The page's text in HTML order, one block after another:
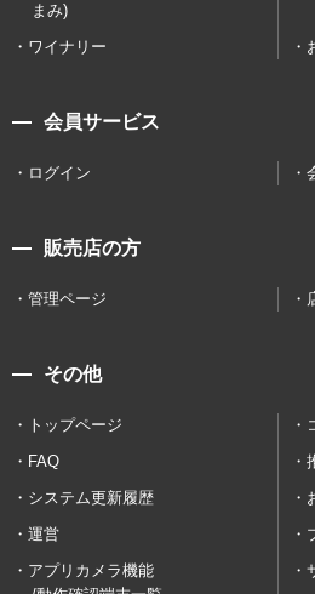
まみ)
ワイナリー
会員サービス
ログイン
販売店の方
管理ページ
その他
トップページ
FAQ
システム更新履歴
運営
アプリカメラ機能